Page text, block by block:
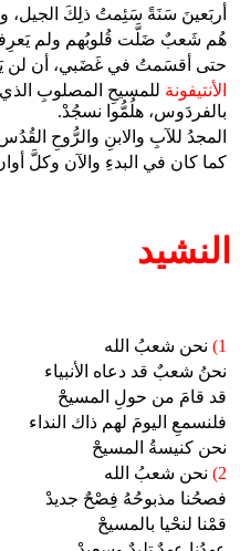
أربَعينَ سَنَةً سَئِمتُ ذلِكَ الجيل،
هُم شَعبٌ ضَلَّت قُلوبُهم ولم
حتى أقسَمتُ في غَضَبي، أن لن
الأنتيفونة للمسيحِ المصلوبِ
بالفردَوس، هلُمُّوا نسجُدْ.
المجدُ للآبِ والابنِ والرُّوحِ
كما كان في البدءِ والآن وكلَّ
النشيد
1)
نحن شعبُ الله
نحنُ شعبٌ قد دعاه الأنبياء
قد قامَ من حولِ المسيحْ
فلنسمعِ اليومَ لهم ذاك النداء
نحن كنيسةُ المسيحْ
2)
نحن شعبُ الله
فصحُنا مذبوحُهُ فِصْحٌ جديدْ
قمْنا لنحْيا بالمسيحْ